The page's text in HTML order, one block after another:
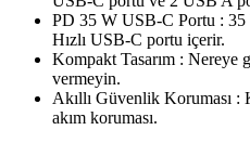
PD 35 W USB-C Portu : 35
Hızlı USB-C portu içerir.
Kompakt Tasarım : Nereye
vermeyin.
Akıllı Güvenlik Koruması :
akım koruması.